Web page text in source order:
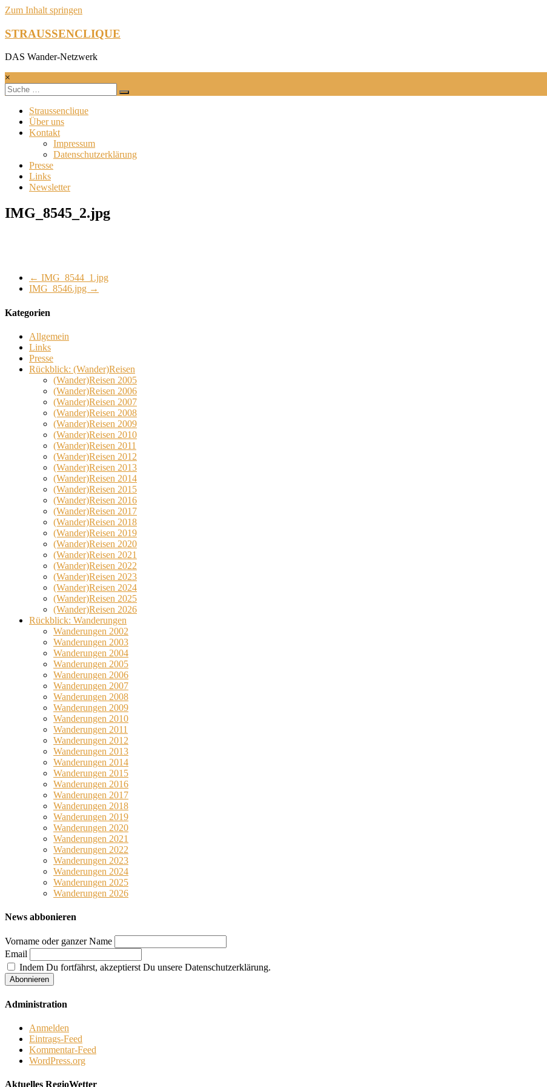
Zum Inhalt springen
STRAUSSENCLIQUE
DAS Wander-Netzwerk
×
Straussenclique
Über uns
Kontakt
Impressum
Datenschutzerklärung
Presse
Links
Newsletter
IMG_8545_2.jpg
← IMG_8544_1.jpg
IMG_8546.jpg →
Kategorien
Allgemein
Links
Presse
Rückblick: (Wander)Reisen
(Wander)Reisen 2005
(Wander)Reisen 2006
(Wander)Reisen 2007
(Wander)Reisen 2008
(Wander)Reisen 2009
(Wander)Reisen 2010
(Wander)Reisen 2011
(Wander)Reisen 2012
(Wander)Reisen 2013
(Wander)Reisen 2014
(Wander)Reisen 2015
(Wander)Reisen 2016
(Wander)Reisen 2017
(Wander)Reisen 2018
(Wander)Reisen 2019
(Wander)Reisen 2020
(Wander)Reisen 2021
(Wander)Reisen 2022
(Wander)Reisen 2023
(Wander)Reisen 2024
(Wander)Reisen 2025
(Wander)Reisen 2026
Rückblick: Wanderungen
Wanderungen 2002
Wanderungen 2003
Wanderungen 2004
Wanderungen 2005
Wanderungen 2006
Wanderungen 2007
Wanderungen 2008
Wanderungen 2009
Wanderungen 2010
Wanderungen 2011
Wanderungen 2012
Wanderungen 2013
Wanderungen 2014
Wanderungen 2015
Wanderungen 2016
Wanderungen 2017
Wanderungen 2018
Wanderungen 2019
Wanderungen 2020
Wanderungen 2021
Wanderungen 2022
Wanderungen 2023
Wanderungen 2024
Wanderungen 2025
Wanderungen 2026
News abbonieren
Vorname oder ganzer Name
Email
Indem Du fortfährst, akzeptierst Du unsere Datenschutzerklärung.
Administration
Anmelden
Eintrags-Feed
Kommentar-Feed
WordPress.org
Aktuelles RegioWetter